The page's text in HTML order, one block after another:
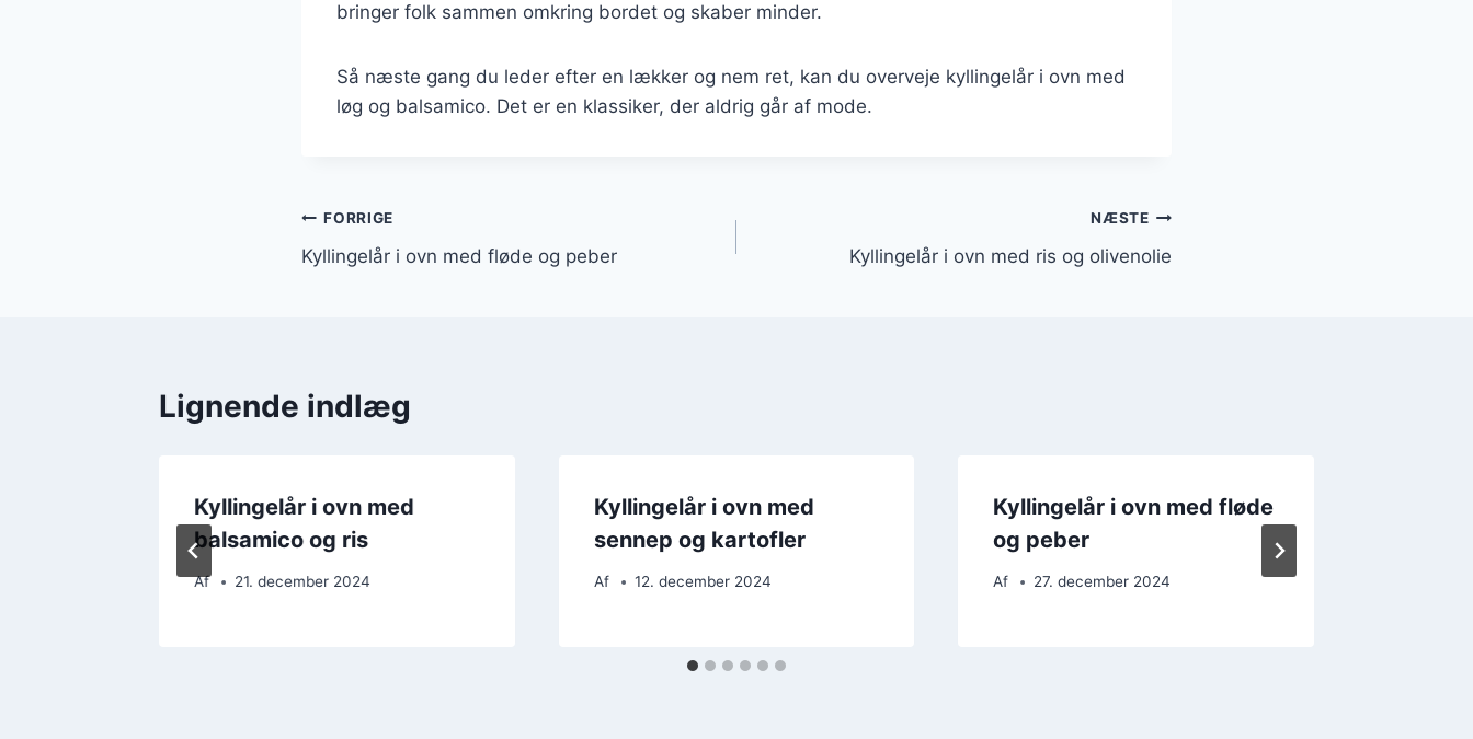
bringer folk sammen omkring bordet og skaber minder.
Så næste gang du leder efter en lækker og nem ret, kan du overveje kyllingelår i ovn med
løg og balsamico. Det er en klassiker, der aldrig går af mode.
Indlægsnavigation
FORRIGE
Kyllingelår i ovn med fløde og peber
NÆSTE
Kyllingelår i ovn med ris og olivenolie
Lignende indlæg
Kyllingelår i ovn med
balsamico og ris
Af 21. december 2024
Kyllingelår i ovn med
sennep og kartofler
Af 12. december 2024
Kyllingelår i ovn med fløde
og peber
Af 27. december 2024